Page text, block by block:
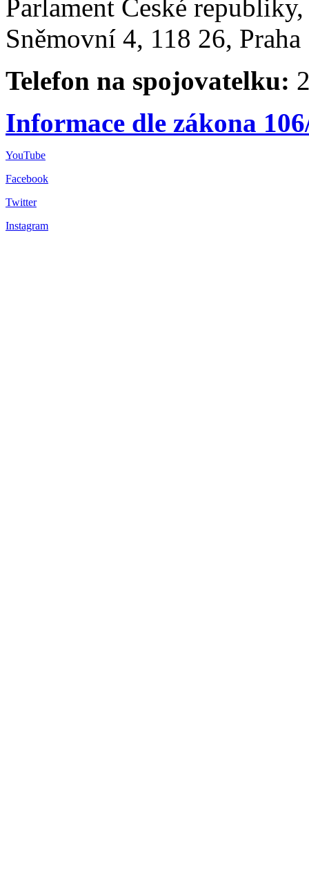
Parlament České
Sněmovní 4, 118 26,
Telefon na spojovatelku:
Informace dle zákona
YouTube
Facebook
Twitter
Instagram